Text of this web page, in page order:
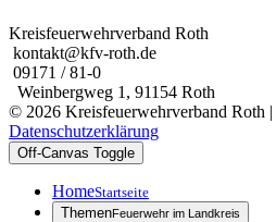
Kreisfeuerwehrverband Roth
kontakt@kfv-roth.de
09171 / 81-0
Weinbergweg 1, 91154 Roth
© 2026 Kreisfeuerwehrverband Roth |
Datenschutzerklärung
Off-Canvas Toggle
HomeStartseite
ThemenFeuerwehr im Landkreis